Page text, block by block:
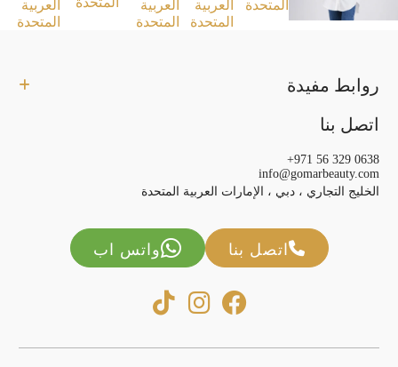
روابط مفيدة
اتصل بنا
+971 56 329 0638
info@gomarbeauty.com
الخليج التجاري ، دبي ، الإمارات العربية المتحدة
اتصل بنا واتس اب